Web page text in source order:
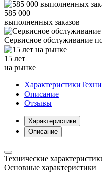
585 000
выполненных заказов
Сервисное обслуживание
15 лет
на рынке
Характеристики
Описание
Отзывы
Характеристики
Описание
Технические
Основные характеристики